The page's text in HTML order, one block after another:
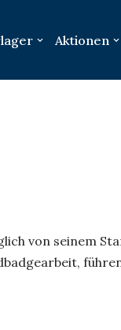
Aktionen
von seinem